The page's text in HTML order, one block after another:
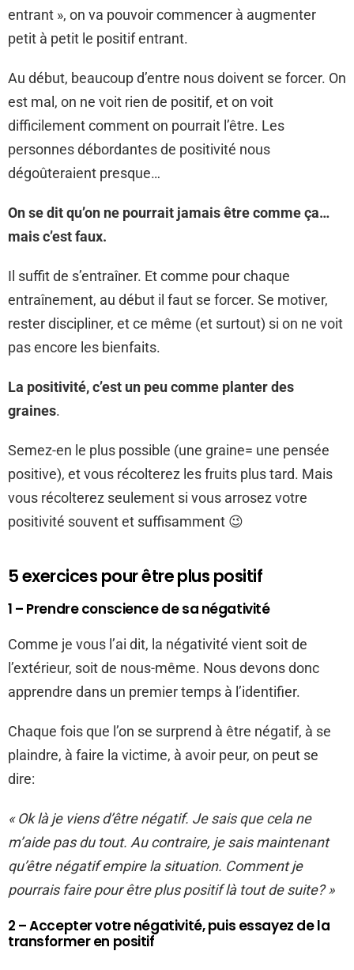
entrant », on va pouvoir commencer à augmenter
petit à petit le positif entrant.
Au début, beaucoup d’entre nous doivent se forcer. On
est mal, on ne voit rien de positif, et on voit
difficilement comment on pourrait l’être. Les
personnes débordantes de positivité nous
dégoûteraient presque…
On se dit qu’on ne pourrait jamais être comme ça…
mais c’est faux.
Il suffit de s’entraîner. Et comme pour chaque
entraînement, au début il faut se forcer. Se motiver,
rester discipliner, et ce même (et surtout) si on ne voit
pas encore les bienfaits.
La positivité, c’est un peu comme planter des
graines.
Semez-en le plus possible (une graine= une pensée
positive), et vous récolterez les fruits plus tard. Mais
vous récolterez seulement si vous arrosez votre
positivité souvent et suffisamment 😉
5 exercices pour être plus positif
1 – Prendre conscience de sa négativité
Comme je vous l’ai dit, la négativité vient soit de
l’extérieur, soit de nous-même. Nous devons donc
apprendre dans un premier temps à l’identifier.
Chaque fois que l’on se surprend à être négatif, à se
plaindre, à faire la victime, à avoir peur, on peut se
dire:
« Ok là je viens d’être négatif. Je sais que cela ne
m’aide pas du tout. Au contraire, je sais maintenant
qu’être négatif empire la situation. Comment je
pourrais faire pour être plus positif là tout de suite? »
2 – Accepter votre négativité, puis essayez de la
transformer en positif